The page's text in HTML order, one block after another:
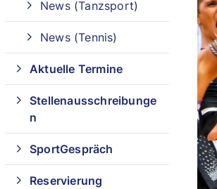
News (Tanzsport)
News (Tennis)
Aktuelle Termine
Stellenausschreibunge
n
SportGespräch
Reservierung